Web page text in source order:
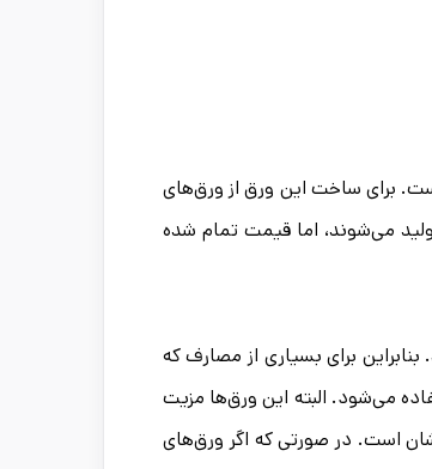
برای ساخت این ورق از ورق‌های
می‌شوند، اما قیمت تمام شده
برای بسیاری از مصارف که
می‌شود. البته این ورق‌ها مزیت
است. در صورتی که اگر ورق‌های